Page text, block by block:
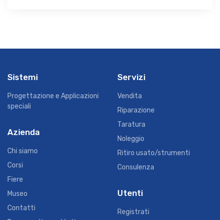
Sistemi
Progettazione e Applicazioni
speciali
Azienda
Chi siamo
Corsi
Fiere
Museo
Contatti
Servizi
Vendita
Riparazione
Taratura
Noleggio
Ritiro usato/strumenti
Consulenza
Utenti
Registrati